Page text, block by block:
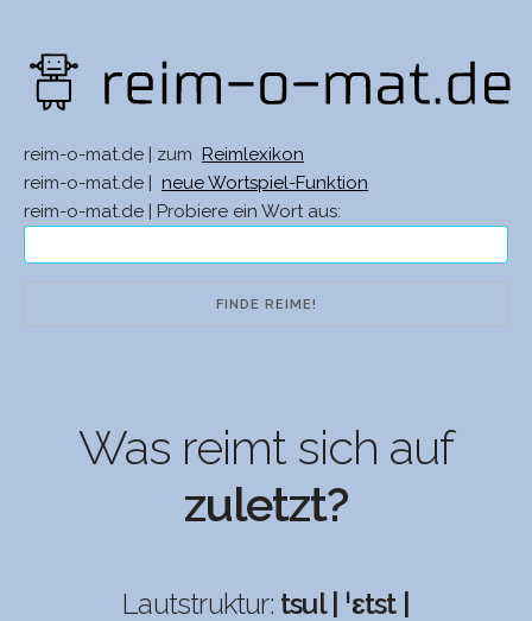
reim-o-mat.de | zum
Reimlexikon
reim-o-mat.de |
neue Wortspiel-Funktion
reim-o-mat.de | Probiere ein Wort aus:
Was reimt sich auf
zuletzt?
Lautstruktur: tsul | ˈɛtst |